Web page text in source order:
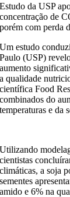
Estudo da USP
concentração de
porém com perda
Um estudo
Paulo (USP)
aumento
a qualidade
científica Food
combinados do
temperaturas e da
Utilizando
cientistas
climáticas, a soja
sementes
amido e 6% na